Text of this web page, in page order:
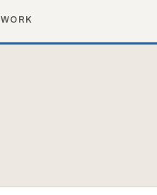
WORK